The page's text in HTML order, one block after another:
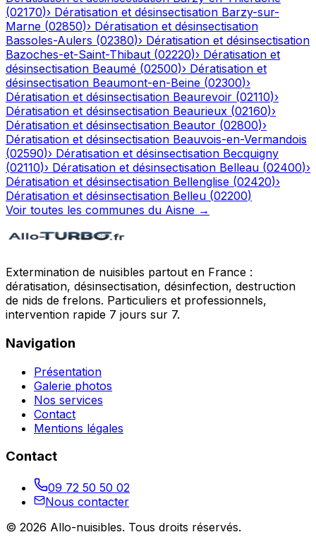
(02170)› Dératisation et désinsectisation Barzy-sur-
Marne (02850)› Dératisation et désinsectisation
Bassoles-Aulers (02380)› Dératisation et désinsectisation
Bazoches-et-Saint-Thibaut (02220)› Dératisation et
désinsectisation Beaumé (02500)› Dératisation et
désinsectisation Beaumont-en-Beine (02300)›
Dératisation et désinsectisation Beaurevoir (02110)›
Dératisation et désinsectisation Beaurieux (02160)›
Dératisation et désinsectisation Beautor (02800)›
Dératisation et désinsectisation Beauvois-en-Vermandois
(02590)› Dératisation et désinsectisation Becquigny
(02110)› Dératisation et désinsectisation Belleau (02400)›
Dératisation et désinsectisation Bellenglise (02420)›
Dératisation et désinsectisation Belleu (02200)
Voir toutes les communes du Aisne →
Extermination de nuisibles partout en France :
dératisation, désinsectisation, désinfection, destruction
de nids de frelons. Particuliers et professionnels,
intervention rapide 7 jours sur 7.
Navigation
Présentation
Galerie photos
Nos services
Contact
Mentions légales
Contact
09 72 50 50 02
Nous contacter
© 2026 Allo-nuisibles. Tous droits réservés.